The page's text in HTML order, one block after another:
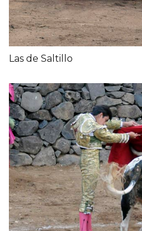
Las de Saltillo